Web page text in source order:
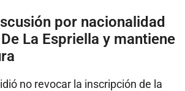
por nacionalidad
La Espriella y mantiene
no revocar la inscripción de la